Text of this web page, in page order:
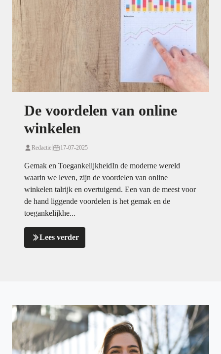
De voordelen van online
winkelen
Redactie| 17-07-2025
Gemak en ToegankelijkheidIn de moderne wereld
waarin we leven, zijn de voordelen van online
winkelen talrijk en overtuigend. Een van de meest voor
de hand liggende voordelen is het gemak en de
toegankelijkhe...
Lees verder